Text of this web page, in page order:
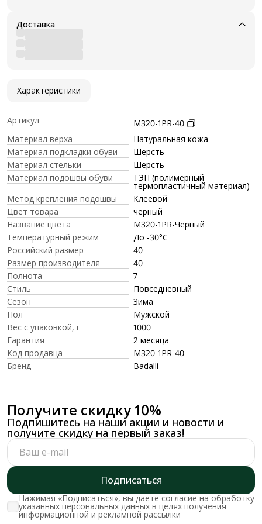
Доставка
Характеристики
Артикул
M320-1PR-40
Материал верха
Натуральная кожа
Материал подкладки обуви
Шерсть
Материал стельки
Шерсть
Материал подошвы обуви
ТЭП (полимерный
термопластичный материал)
Метод крепления подошвы
Клеевой
Цвет товара
черный
Название цвета
M320-1PR-Черный
Температурный режим
До -30°C
Российский размер
40
Размер производителя
40
Полнота
7
Стиль
Повседневный
Сезон
Зима
Пол
Мужской
Вес с упаковкой, г
1000
Гарантия
2 месяца
Код продавца
M320-1PR-40
Бренд
Badalli
Получите скидку 10%
Подпишитесь на наши акции и новости и
получите скидку на первый заказ!
Подписаться
Нажимая «Подписаться», вы даете согласие на обработку
указанных персональных данных в целях получения
информационной и рекламной рассылки